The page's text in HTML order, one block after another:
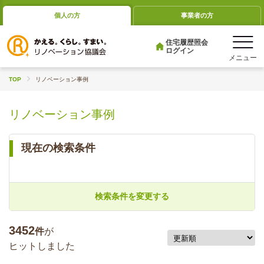
個人の方 事業者の方
住宅履歴照会
ログイン
TOP リノベーション事例
リノベーション事例
現在の検索条件
検索条件を変更する
3452件が
ヒットしました